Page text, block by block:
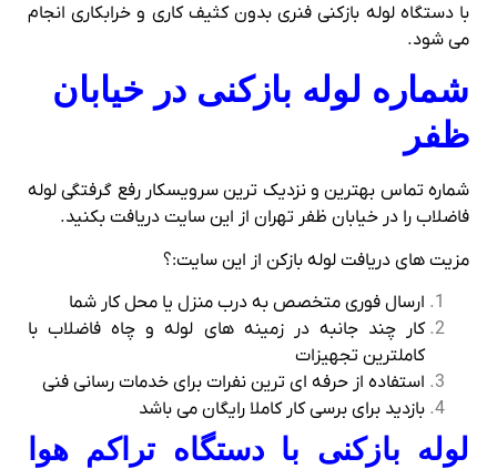
با دستگاه لوله بازکنی فنری بدون کثیف کاری و خرابکاری انجام
می شود.
شماره لوله بازکنی در خیابان
ظفر
شماره تماس بهترین و نزدیک ترین سرویسکار رفع گرفتگی لوله
فاضلاب را در خیابان ظفر تهران از این سایت دریافت بکنید.
مزیت های دریافت لوله بازکن از این سایت:؟
ارسال فوری متخصص به درب منزل یا محل کار شما
کار چند جانبه در زمینه های لوله و چاه فاضلاب با
کاملترین تجهیزات
استفاده از حرفه ای ترین نفرات برای خدمات رسانی فنی
بازدید برای برسی کار کاملا رایگان می باشد
لوله بازکنی با دستگاه تراکم هوا